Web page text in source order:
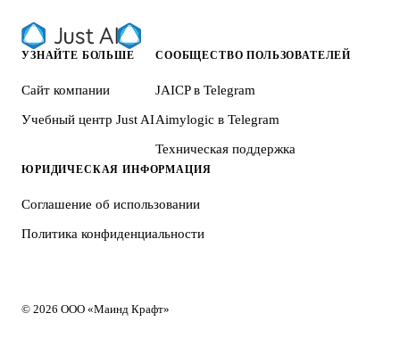
УЗНАЙТЕ БОЛЬШЕ
Сайт компании
Учебный центр Just AI
СООБЩЕСТВО ПОЛЬЗОВАТЕЛЕЙ
JAICP в Telegram
Aimylogic в Telegram
Техническая поддержка
ЮРИДИЧЕСКАЯ ИНФОРМАЦИЯ
Соглашение об использовании
Политика конфиденциальности
© 2026 ООО «Маинд Крафт»